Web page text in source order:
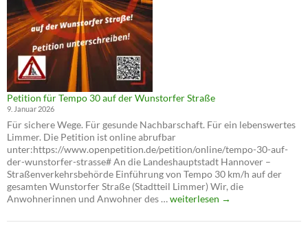
Petition für Tempo 30 auf der Wunstorfer Straße
9. Januar 2026
Für sichere Wege. Für gesunde Nachbarschaft. Für ein lebenswertes
Limmer. Die Petition ist online abrufbar
unter:https://www.openpetition.de/petition/online/tempo-30-auf-
der-wunstorfer-strasse# An die Landeshauptstadt Hannover –
Straßenverkehrsbehörde Einführung von Tempo 30 km/h auf der
gesamten Wunstorfer Straße (Stadtteil Limmer) Wir, die
Anwohnerinnen und Anwohner des …Petition
weiterlesen →